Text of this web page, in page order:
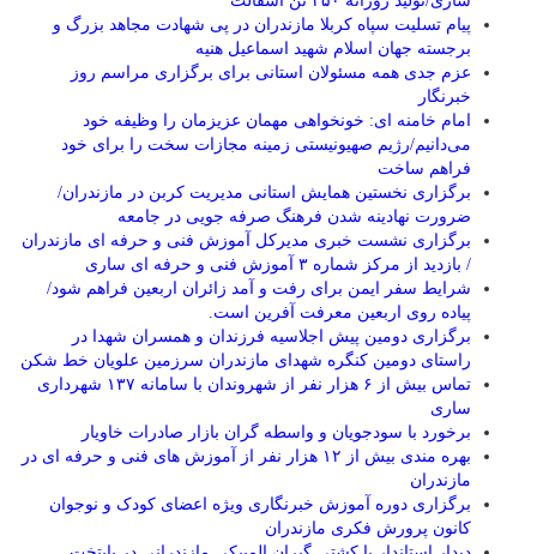
پیام تسلیت سپاه کربلا مازندران در پی شهادت مجاهد بزرگ و
برجسته جهان اسلام شهید اسماعیل هنیه
عزم جدی همه مسئولان استانی برای برگزاری مراسم روز
خبرنگار
امام خامنه ای: خونخواهی مهمان عزیزمان را وظیفه خود
می‌دانیم/رژیم صهیونیستی زمینه مجازات سخت را برای خود
فراهم ساخت
برگزاری نخستین همایش استانی مدیریت کربن در مازندران/
ضرورت نهادینه شدن فرهنگ صرفه جویی در جامعه
برگزاری نشست خبری مدیرکل آموزش فنی و حرفه ای مازندران
/ بازدید از مرکز شماره ۳ آموزش فنی و حرفه ای ساری
شرایط سفر ایمن برای رفت و آمد زائران اربعین فراهم شود/
پیاده روی اربعین معرفت آفرین است.
برگزاری دومین پیش اجلاسیه فرزندان و همسران شهدا در
راستای دومین کنگره شهدای مازندران سرزمین علویان خط شکن
تماس بیش از ۶ هزار نفر از شهروندان با سامانه ۱۳۷ شهرداری
ساری
برخورد با سودجویان و واسطه گران بازار صادرات خاویار
بهره مندی بیش از ۱۲ هزار نفر از آموزش های فنی و حرفه ای در
مازندران
برگزاری دوره آموزش خبرنگاری ویژه اعضای کودک و نوجوان
کانون پرورش فکری مازندران